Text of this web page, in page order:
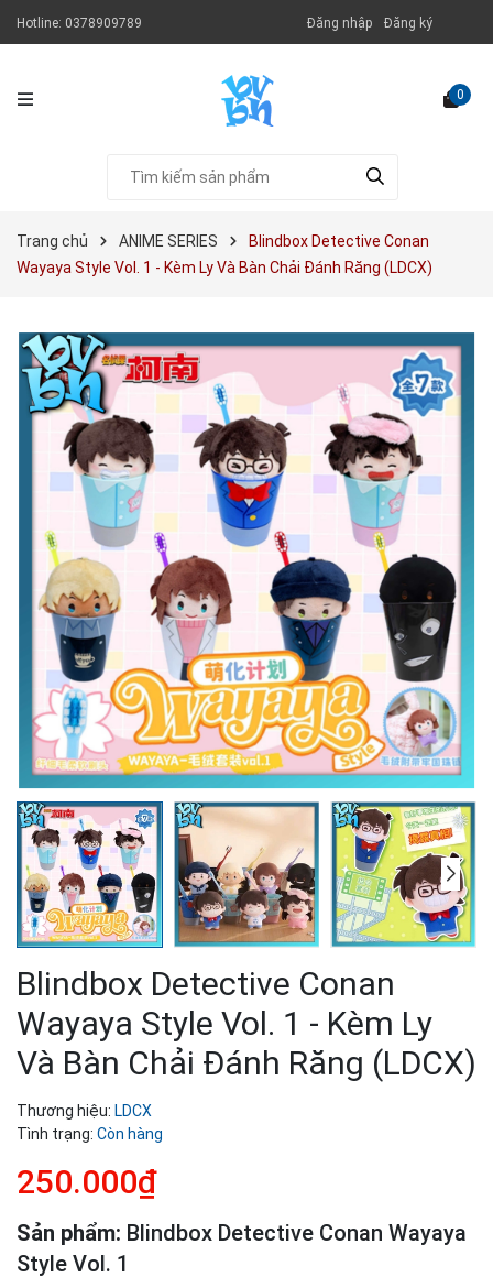
Hotline: 0378909789 Đăng nhập Đăng ký
0
Trang chủ ANIME SERIES
Blindbox Detective Conan
Wayaya Style Vol. 1 - Kèm Ly Và Bàn Chải Đánh Răng (LDCX)
Blindbox Detective Conan
Wayaya Style Vol. 1 - Kèm Ly
Và Bàn Chải Đánh Răng (LDCX)
Thương hiệu: LDCX
Tình trạng: Còn hàng
250.000₫
Sản phẩm: Blindbox Detective Conan Wayaya
Style Vol. 1